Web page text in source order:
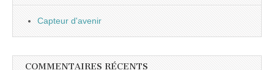
Capteur d'avenir
COMMENTAIRES RÉCENTS